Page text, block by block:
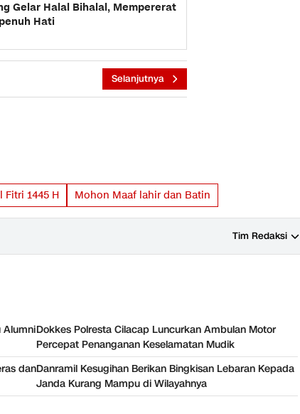
Gelar Halal Bihalal, Mempererat
Hati
Selanjutnya
Fitri 1445 H Mohon Maaf lahir dan Batin
Tim Redaksi
AlumniDokkes Polresta Cilacap Luncurkan Ambulan Motor
Percepat Penanganan Keselamatan Mudik
danDanramil Kesugihan Berikan Bingkisan Lebaran Kepada
Janda Kurang Mampu di Wilayahnya